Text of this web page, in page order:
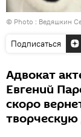
© Photo : Ведяшкин
Подписаться
Адвокат
Евгений
скоро
творческую